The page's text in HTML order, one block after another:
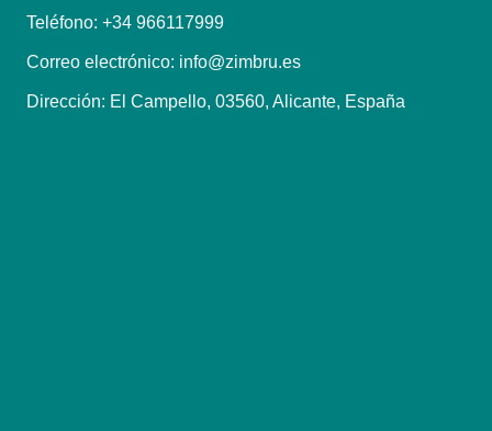
Teléfono: +34 966117999
Correo electrónico: info@zimbru.es
Dirección: El Campello, 03560, Alicante, España